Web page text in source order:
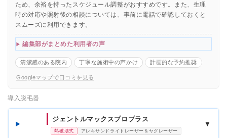
ため、余裕を持ったスケジュール調整がおすすめです。また、生理
時の対応や照射後の相談については、事前に電話で確認しておくと
スムーズに利用できます。
編集部がまとめた利用者の声
清潔感のある院内 丁寧な施術中の声かけ 計画的な予約推奨
Googleマップで口コミを見る
導入脱毛器
ジェントルマックスプロプラス
熱破壊式 アレキサンドライトレーザー＆ヤグレーザー
▼